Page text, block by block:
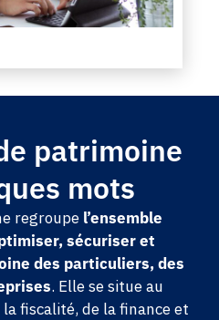
patrimoine
mots
regroupe l’ensemble
sécuriser et
des particuliers, des
. Elle se situe au
fiscalité, de la finance et